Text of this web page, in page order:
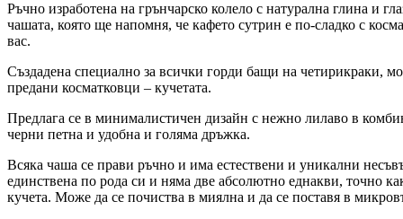
Ръчно изработена на грънчарско колело с натурална глина и
чашата, която ще напомня, че кафето сутрин е по-сладко с
вас.
Създадена специално за всички горди бащи на четирикраки,
предани косматковци – кучетата.
Предлага се в минималистичен дизайн с нежно лилаво в
черни петна и удобна и голяма дръжка.
Всяка чаша се прави ръчно и има естествени и уникални
единствена по рода си и няма две абсолютно еднакви, точно
кучета. Може да се почиства в миялна и да се поставя в